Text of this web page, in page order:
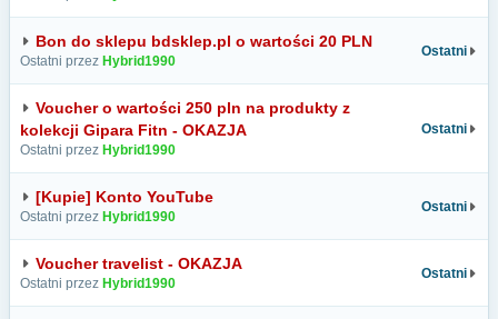
Bon do sklepu bdsklep.pl o wartości 20 PLN
Ostatni przez Hybrid1990
Ostatni
Voucher o wartości 250 pln na produkty z
kolekcji Gipara Fitn - OKAZJA
Ostatni przez Hybrid1990
Ostatni
[Kupie] Konto YouTube
Ostatni przez Hybrid1990
Ostatni
Voucher travelist - OKAZJA
Ostatni przez Hybrid1990
Ostatni